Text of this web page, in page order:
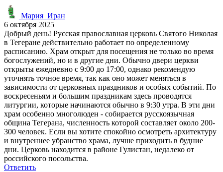
Мария_Иран
6 октября 2025
Добрый день! Русская православная церковь Святого Николая
в Тегеране действительно работает по определенному
расписанию. Храм открыт для посещения не только во время
богослужений, но и в другие дни. Обычно двери церкви
открыты ежедневно с 9:00 до 17:00, однако рекомендую
уточнять точное время, так как оно может меняться в
зависимости от церковных праздников и особых событий. По
воскресеньям и большим праздникам здесь проводятся
литургии, которые начинаются обычно в 9:30 утра. В эти дни
храм особенно многолюден - собирается русскоязычная
община Тегерана, численность которой составляет около 200-
300 человек. Если вы хотите спокойно осмотреть архитектуру
и внутреннее убранство храма, лучше приходить в будние
дни. Церковь находится в районе Гулистан, недалеко от
российского посольства.
Ответить